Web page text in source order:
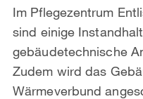
Im Pflegezentrum
sind einige
gebäudetechnische
Zudem wird das
Wärmeverbund